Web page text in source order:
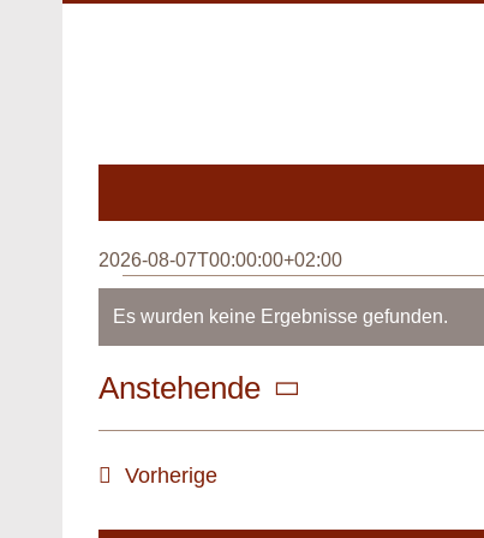
2026-08-07T00:00:00+02:00
Veranstaltungen
Hinweis
Es wurden keine Ergebnisse gefunden.
Anstehende
Datum
VorherigeVeranstaltungen